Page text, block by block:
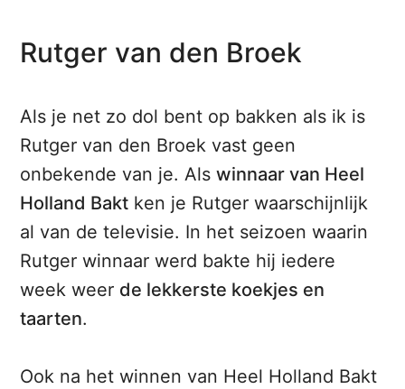
Rutger van den Broek
Als je net zo dol bent op bakken als ik is
Rutger van den Broek vast geen
onbekende van je. Alswinnaar van Heel
Holland Bakt ken je Rutger waarschijnlijk
al van de televisie. In het seizoen waarin
Rutger winnaar werd bakte hij iedere
week weer de lekkerste koekjes en
taarten.
Ook na het winnen van Heel Holland Bakt